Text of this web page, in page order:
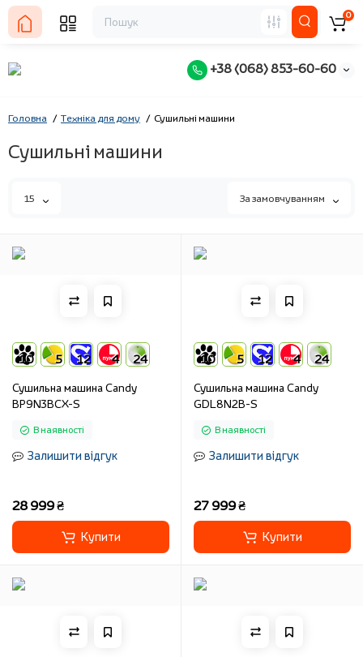
+38 (068) 853-60-60
0
Головна Техніка для дому Сушильні машини
Сушильні машини
15 За замовчуванням
10 5 12 4 24
Сушильна машина Candy
BP9N3BCX-S
В наявності
Залишити відгук
28 999 ₴
Купити
10 5 12 4 24
Сушильна машина Candy
GDL8N2B-S
В наявності
Залишити відгук
27 999 ₴
Купити